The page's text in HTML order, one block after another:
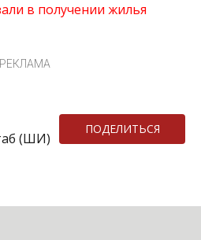
в получении жилья
РЕКЛАМА
(ШИ)
ПОДЕЛИТЬСЯ